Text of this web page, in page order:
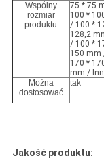
Wspólny
rozmiar
produktu
75 * 75
100 *
/ 100 *
128,2
/ 100 *
150 mm
170 *
mm /
Można
dostosować
tak
Jakość produktu: